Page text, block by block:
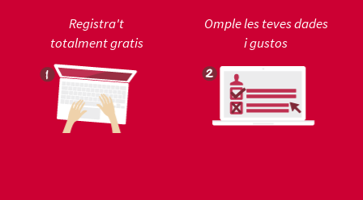
Registra't
totalment gratis
Omple les teves dades
i gustos